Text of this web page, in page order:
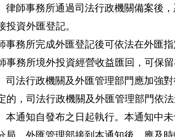
律師事務所通過司法行政機關備案後
投資外匯登記。
事務所完成外匯登記後可依法在外匯
事務所境外投資經營收益匯回，可保
司法行政機關及外匯管理部門應加強
的，司法行政機關及外匯管理部門依法
本通知自發布之日起執行。本通知中